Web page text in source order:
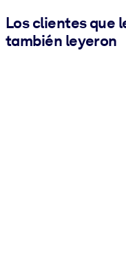
Los clientes que
también leyeron